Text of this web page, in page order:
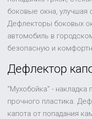
боковые окна, улучшая
Дефлекторы боковых
автомобиль в
безопасную и
Дефлектор
"Мухобойка" -
прочного пластика.
капота от попадания